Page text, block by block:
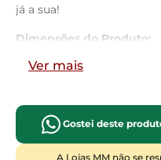
já a sua!
Dimensões do Produto:
Largura:195cm
Características do
Material da Estrutura:
Ver mais
Gostei deste
A Lojas MM não se